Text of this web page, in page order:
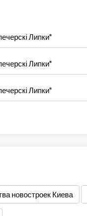
Липки"
Липки"
Липки"
новостроек Киева